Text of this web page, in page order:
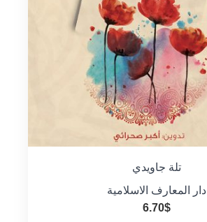
تلة جاويدي
دار المعارف الاسلامية
6.70$